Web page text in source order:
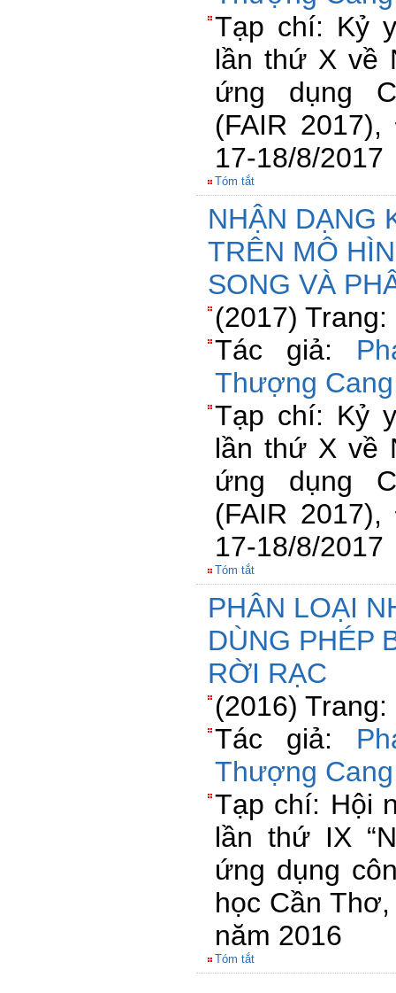
Tạp chí: Kỷ
lần thứ X về
ứng dụng
(FAIR
17-18/8/2017
Tóm tắt
NHẬN DẠNG
TRÊN MÔ
SONG VÀ
(2017) Trang:
Tác giả:
Thượng Cang
Tạp chí: Kỷ
lần thứ X về
ứng dụng
(FAIR
17-18/8/2017
Tóm tắt
PHÂN LOẠI
DÙNG PHÉP
RỜI RẠC
(2016) Trang:
Tác giả:
Thượng Cang
Tạp chí: Hội
lần thứ IX
ứng dụng
học Cần
năm 2016
Tóm tắt